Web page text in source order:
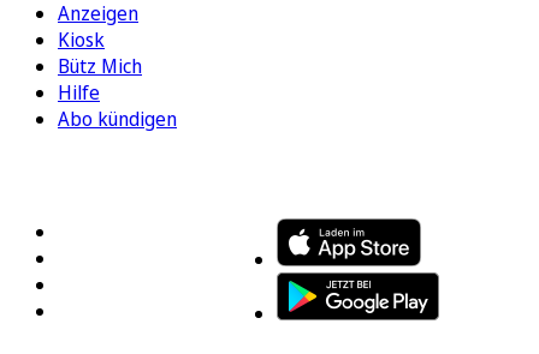
Anzeigen
Kiosk
Bütz Mich
Hilfe
Abo kündigen